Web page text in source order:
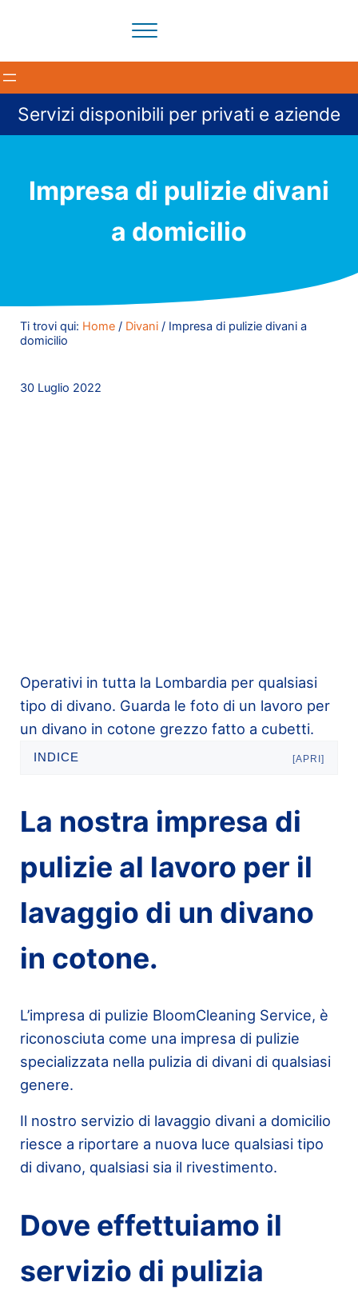
BloomCleaning Impresa di
Menu
Servizi disponibili per privati e aziende
Impresa di pulizie divani
a domicilio
Ti trovi qui: Home / Divani /Impresa di pulizie divani a
domicilio
30 Luglio 2022
Operativi in tutta la Lombardia per qualsiasi
tipo di divano. Guarda le foto di un lavoro per
un divano in cotone grezzo fatto a cubetti.
INDICE [APRI]
La nostra impresa di
pulizie al lavoro per il
lavaggio di un divano
in cotone.
L’impresa di pulizie BloomCleaning Service, è
riconosciuta come una impresa di pulizie
specializzata nella pulizia di divani di qualsiasi
genere.
Il nostro servizio di lavaggio divani a domicilio
riesce a riportare a nuova luce qualsiasi tipo
di divano, qualsiasi sia il rivestimento.
Dove effettuiamo il
servizio di pulizia